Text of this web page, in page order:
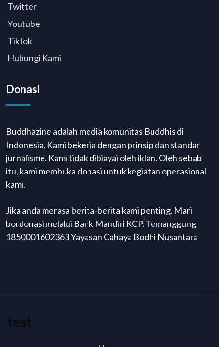
Twitter
Youtube
Tiktok
Hubungi Kami
Donasi
Buddhazine adalah media komunitas Buddhis di
Indonesia. Kami bekerja dengan prinsip dan standar
jurnalisme. Kami tidak dibiayai oleh iklan. Oleh sebab
itu, kami membuka donasi untuk kegiatan operasional
kami.
Jika anda merasa berita-berita kami penting. Mari
bordonasi melalui Bank Mandiri KCP. Temanggung
1850001602363 Yayasan Cahaya Bodhi Nusantara
test